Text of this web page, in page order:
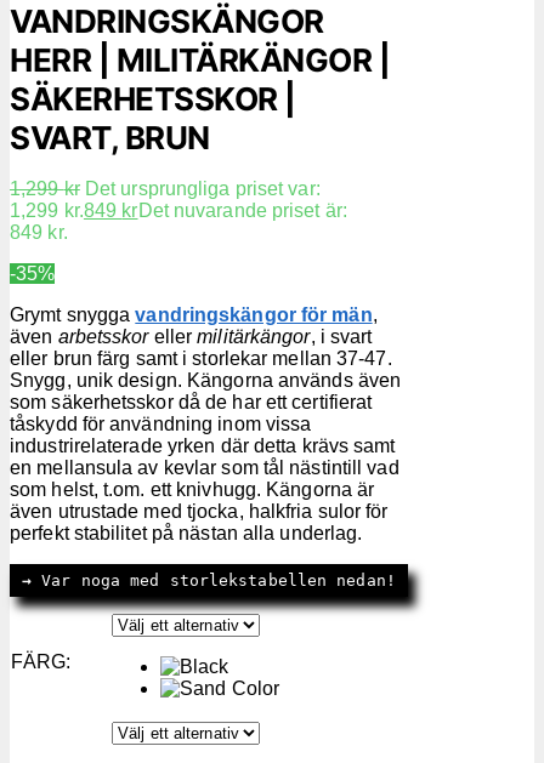
VANDRINGSKÄNGOR
HERR | MILITÄRKÄNGOR |
SÄKERHETSSKOR |
SVART, BRUN
1,299kr Det ursprungliga priset var:
1,299 kr.849 krDet nuvarande priset är:
849 kr.
-35%
Grymt snyggavandringskängor för män,
även arbetsskorellermilitärkängor, i svart
eller brun färg samt i storlekar mellan 37-47.
Snygg, unik design. Kängorna används även
som säkerhetsskor då de har ett certifierat
tåskydd för användning inom vissa
industrirelaterade yrken där detta krävs samt
en mellansula av kevlar som tål nästintill vad
som helst, t.om. ett knivhugg. Kängorna är
även utrustade med tjocka, halkfria sulor för
perfekt stabilitet på nästan alla underlag.
→ Var noga med storlekstabellen nedan!
FÄRG: